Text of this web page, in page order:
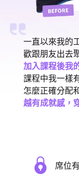
一直以來我的
歡跟朋友出去
加入課程後我
課程中我一樣
怎麼正確分配
越有成就感，
席位